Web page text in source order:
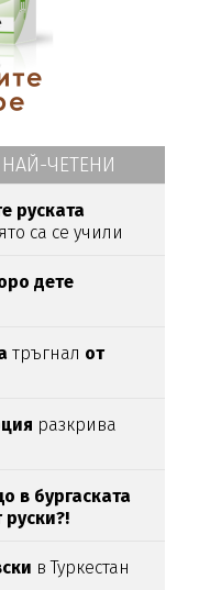
НАЙ-ЧЕТЕНИ
руската
са се учили
дете
тръгнал от
разкрива
в бургаската
в Туркестан